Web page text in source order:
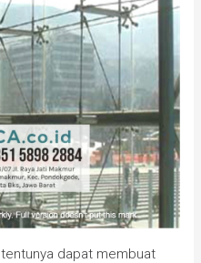
tentunya dapat membuat